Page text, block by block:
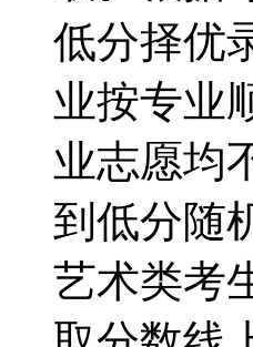
低分择优
业按专业
业志愿均
到低分
艺术类考